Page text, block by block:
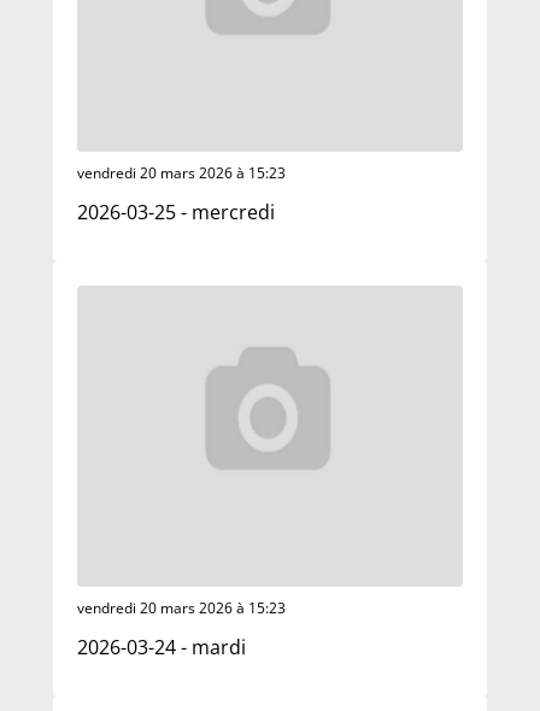
vendredi 20 mars 2026 à 15:23
2026-03-25 - mercredi
vendredi 20 mars 2026 à 15:23
2026-03-24 - mardi